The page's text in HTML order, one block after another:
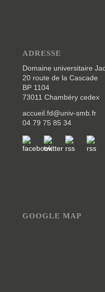
ADRESSE
Domaine universitaire
20 route de la Cascade
BP 1104
73011 Chambéry cedex
accueil.fd@univ-smb.fr
04 79 75 85 34
GOOGLE MAP